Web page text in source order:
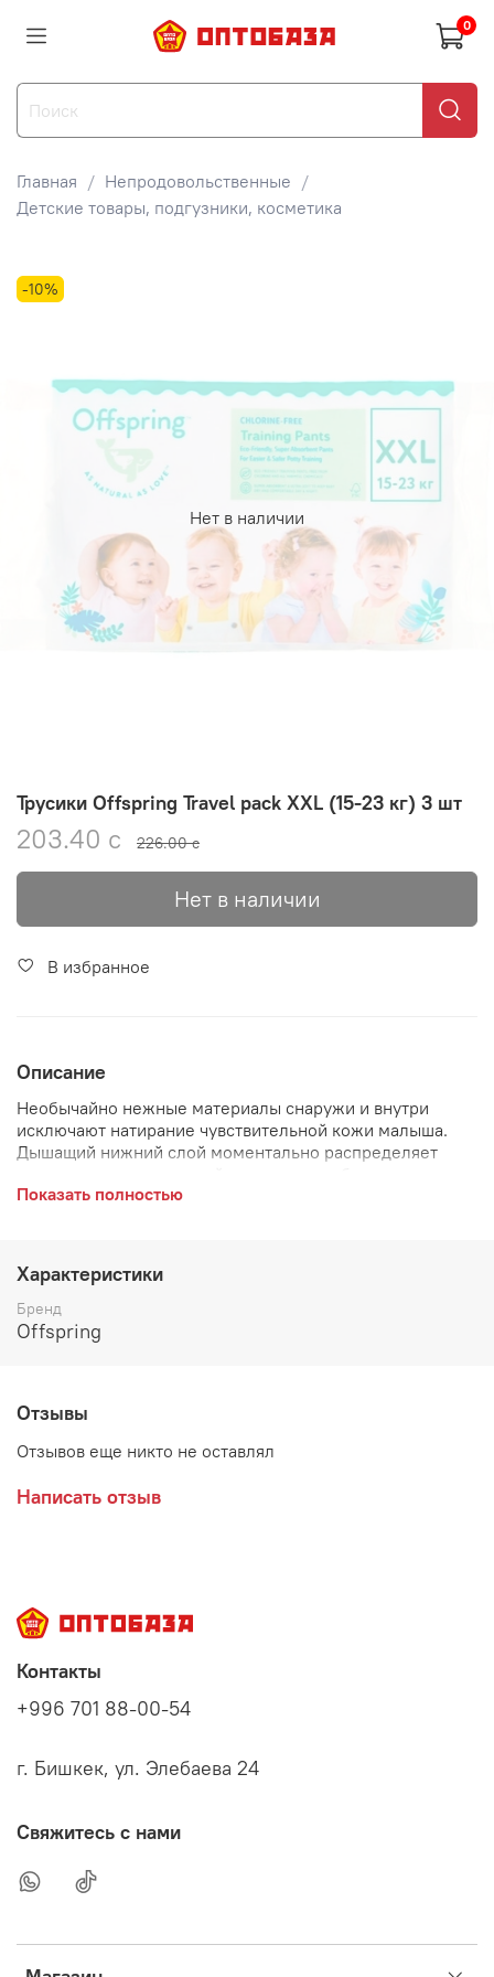
0
Главная
Непродовольственные
Детские товары, подгузники, косметика
Нет в наличии
-10%
Трусики Offspring Travel pack XXL (15-23 кг) 3 шт
203.40 с 226.00 с
Нет в наличии
В избранное
Описание
Необычайно нежные материалы снаружи и внутри
исключают натирание чувствительной кожи малыша.
Дышащий нижний слой моментально распределяет
защищает кожу малыша от возникновения
Показать полностью
Характеристики
Бренд
Offspring
Отзывы
Отзывов еще никто не оставлял
Написать отзыв
Контакты
+996 701 88-00-54
г. Бишкек, ул. Элебаева 24
Свяжитесь с нами